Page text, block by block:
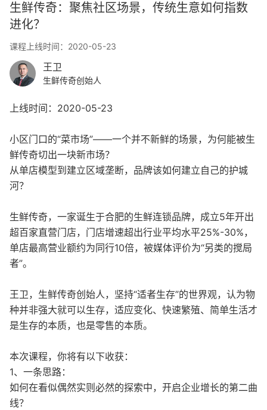
生鲜传奇：聚焦社区场景，传统生意如何指数
进化？
课程上线时间：2020-05-23
王卫
生鲜传奇创始人
上线时间：2020-05-23
小区门口的“菜市场”——一个并不新鲜的场景，为何能被生
鲜传奇切出一块新市场？
从单店模型到建立区域垄断，品牌该如何建立自己的护城
河？
生鲜传奇，一家诞生于合肥的生鲜连锁品牌，成立5年开出
超百家直营门店，门店增速超出行业平均水平25%-30%，
单店最高营业额约为同行10倍，被媒体评价为“另类的搅局
者”。
王卫，生鲜传奇创始人，坚持“适者生存”的世界观，认为物
种并非强大就可以生存，适应变化、快速繁殖、简单生活才
是生存的本质，也是零售的本质。
本次课程，你将有以下收获：
1、一条思路：
如何在看似偶然实则必然的探索中，开启企业增长的第二曲
线？